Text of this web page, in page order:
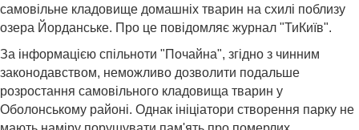
самовільне кладовище домашніх тварин на схилі поблизу
озера Йорданське. Про це повідомляє журнал "ТиКиїв".
За інформацією спільноти "Почайна", згідно з чинним
законодавством, неможливо дозволити подальше
розростання самовільного кладовища тварин у
Оболонському районі. Однак ініціатори створення парку не